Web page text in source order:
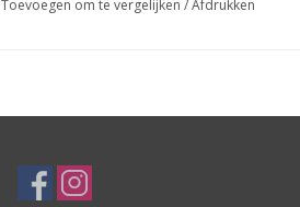
Toevoegen om te vergelijken /Afdrukken